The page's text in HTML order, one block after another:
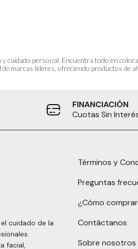
cuidado personal. Encuentra todo en
marcas líderes, ofreciendo productos de
FINANCIACIÓN
Cuotas Sin
cuidado de la
facial,
Términos y
Preguntas
¿Cómo
Contáctanos
Sobre nosotros